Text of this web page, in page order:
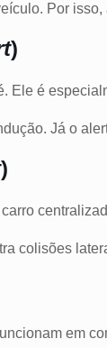
Por
)
Ele é
Já o
)
colisões
em